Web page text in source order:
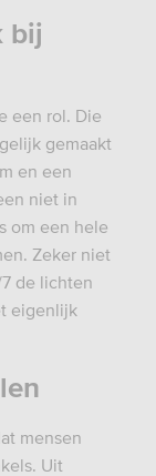
bij
een rol. Die
gemaakt
en een
niet in
om een hele
Zeker niet
de lichten
eigenlijk
mensen
Uit